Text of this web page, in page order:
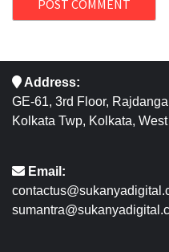
Address:
GE-61, 3rd Floor,
Kolkata Twp, Kolkata,
Email: